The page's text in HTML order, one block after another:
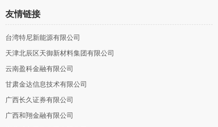
友情链接
台湾特尼新能源有限公司
天津北辰区天御新材料集团有限公司
云南盈科金融有限公司
甘肃金达信息技术有限公司
广西长久证券有限公司
广西和翔金融有限公司